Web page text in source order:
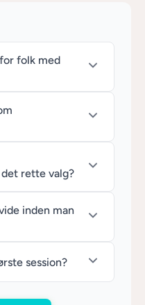
folk med
rette valg?
inden man
session?